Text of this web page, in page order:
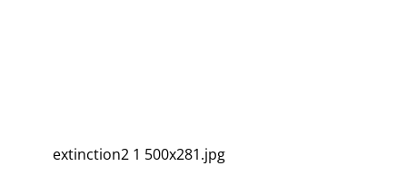
extinction2 1 500x281.jpg